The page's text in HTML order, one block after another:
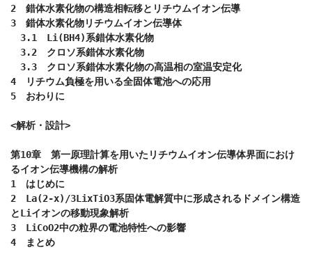
2　錯体水素化物の構造相転移とリチウムイオン伝導
3　錯体水素化物リチウムイオン伝導体
3.1　Li(BH4)系錯体水素化物
3.2　クロソ系錯体水素化物
3.3　クロソ系錯体水素化物の高温相の室温安定化
4　リチウム負極を用いる全固体電池への応用
5　おわりに
<解析・設計>
第10章　第一原理計算を用いたリチウムイオン伝導体界面におけ
るイオン伝導機構の解析
1　はじめに
2　La(2-x)/3LixTiO3系固体電解質中に形成されるドメイン構造
とLiイオンの移動現象解析
3　LiCoO2中の粒界の電池特性への影響
4　まとめ